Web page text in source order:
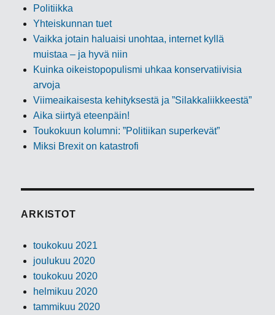
Politiikka
Yhteiskunnan tuet
Vaikka jotain haluaisi unohtaa, internet kyllä
muistaa – ja hyvä niin
Kuinka oikeistopopulismi uhkaa konservatiivisia
arvoja
Viimeaikaisesta kehityksestä ja ”Silakkaliikkeestä”
Aika siirtyä eteenpäin!
Toukokuun kolumni: ”Politiikan superkevät”
Miksi Brexit on katastrofi
ARKISTOT
toukokuu 2021
joulukuu 2020
toukokuu 2020
helmikuu 2020
tammikuu 2020